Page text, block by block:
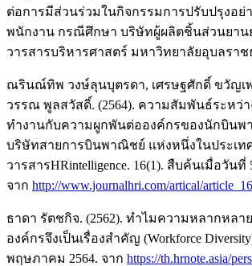
ต่อการมีส่วนร่วมในกิจกรรมการปรับปรุงอย่
พนักงาน กรณีศึกษา บริษัทผู้ผลิตชิ้นส่วนยาน
วารสารบริหารศาสตร์ มหาวิทยาลัยอุบลราชธ
ณรินณ์ทิพ วงษ์ลุนบุตรดา, เศรษฐศักดิ์ ขวัญเ
วรรณ พูลสวัสดิ์. (2564). ความสัมพันธ์ระหว่
ทำงานกับความผูกพันต่อองค์กรของนักบิน
บริษัทสายการบินพาณิชย์ แห่งหนึ่งในประเท
วารสารHRintelligence. 16(1). สืบค้นเมื่อวัน
จาก http://www.journalhri.com/artical/
ธาดา รัตชกิจ. (2562). ทำไมความหลากหล
องค์กรจึงเป็นเรื่องสำคัญ (Workforce
พฤษภาคม 2564. จาก https://th.hrnote.asia/